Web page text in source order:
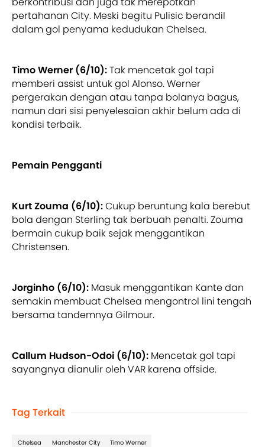
pertahanan City. Meski begitu Pulisic berandil
dalam gol penyama kedudukan Chelsea.
Timo Werner (6/10):Tak mencetak gol tapi
memberi assist untuk gol Alonso. Werner
pergerakan dengan atau tanpa bolanya bagus,
namun dari sisi penyelesaian akhir belum ada di
kondisi terbaik.
Pemain Pengganti
Kurt Zouma (6/10):Cukup beruntung kala berebut
bola dengan Sterling tak berbuah penalti. Zouma
bermain cukup baik sejak menggantikan
Christensen.
Jorginho (6/10): Masuk menggantikan Kante dan
semakin membuat Chelsea mengontrol lini tengah
bersama tandemnya Gilmour.
Callum Hudson-Odoi (6/10): Mencetak gol tapi
sayangnya dianulir oleh VAR karena offside.
Tag Terkait
Chelsea Manchester City Timo Werner